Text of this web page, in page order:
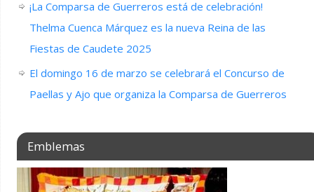
¡La Comparsa de Guerreros está de celebración!
Thelma Cuenca Márquez es la nueva Reina de las
Fiestas de Caudete 2025
El domingo 16 de marzo se celebrará el Concurso de
Paellas y Ajo que organiza la Comparsa de Guerreros
Emblemas